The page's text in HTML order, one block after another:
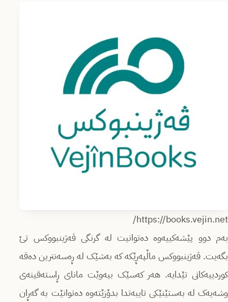
https://books.vejin.net/
بەم دوو پێشەکییەوە دەتوانیت لە گرنگی ڤەژینبووکس تێ
بگەیت. ڤەژینبووکس ماڵپەڕێکە کە بەشێک لە ڕەسەنترین دەقە
کوردییەکانی تێدایە. هەر کەسێک بیەوێت مانای ڕاستەقینەی
وشەیەک لە بەستێنێکی تایبەتدا بدۆزێتەوە دەتوانێت بە گەڕان